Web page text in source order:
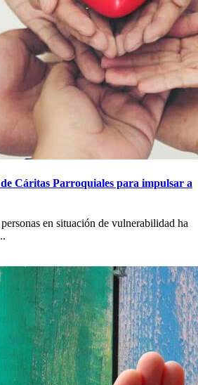
Cáritas Parroquiales para impulsar a
en situación de vulnerabilidad ha